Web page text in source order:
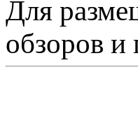
Для
обзоров и